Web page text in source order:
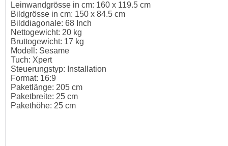
Leinwandgrösse in cm: 160 x 119.5 cm
Bildgrösse in cm: 150 x 84.5 cm
Bilddiagonale: 68 Inch
Nettogewicht: 20 kg
Bruttogewicht: 17 kg
Modell: Sesame
Tuch: Xpert
Steuerungstyp: Installation
Format: 16:9
Paketlänge: 205 cm
Paketbreite: 25 cm
Pakethöhe: 25 cm